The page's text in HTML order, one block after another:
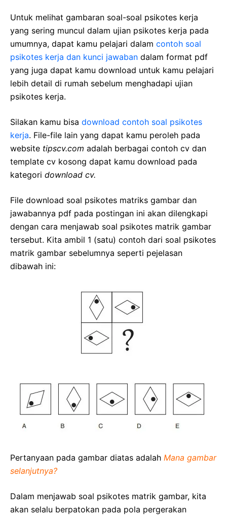
Untuk melihat gambaran soal-soal psikotes kerja
yang sering muncul dalam ujian psikotes kerja pada
umumnya, dapat kamu pelajari dalam contoh soal
psikotes kerja dan kunci jawaban dalam format pdf
yang juga dapat kamu download untuk kamu pelajari
lebih detail di rumah sebelum menghadapi ujian
psikotes kerja.
Silakan kamu bisa download contoh soal psikotes
kerja. File-file lain yang dapat kamu peroleh pada
website tipscv.com adalah berbagai contoh cv dan
template cv kosong dapat kamu download pada
kategori download cv.
File download soal psikotes matriks gambar dan
jawabannya pdf pada postingan ini akan dilengkapi
dengan cara menjawab soal psikotes matrik gambar
tersebut. Kita ambil 1 (satu) contoh dari soal psikotes
matrik gambar sebelumnya seperti pejelasan
dibawah ini:
Pertanyaan pada gambar diatas adalah Mana gambar
selanjutnya?
Dalam menjawab soal psikotes matrik gambar, kita
akan selalu berpatokan pada pola pergerakan